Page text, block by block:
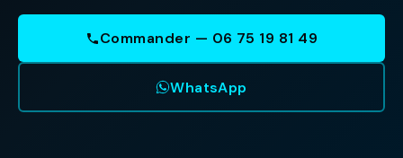
Commander — 06 75 19 81 49
WhatsApp